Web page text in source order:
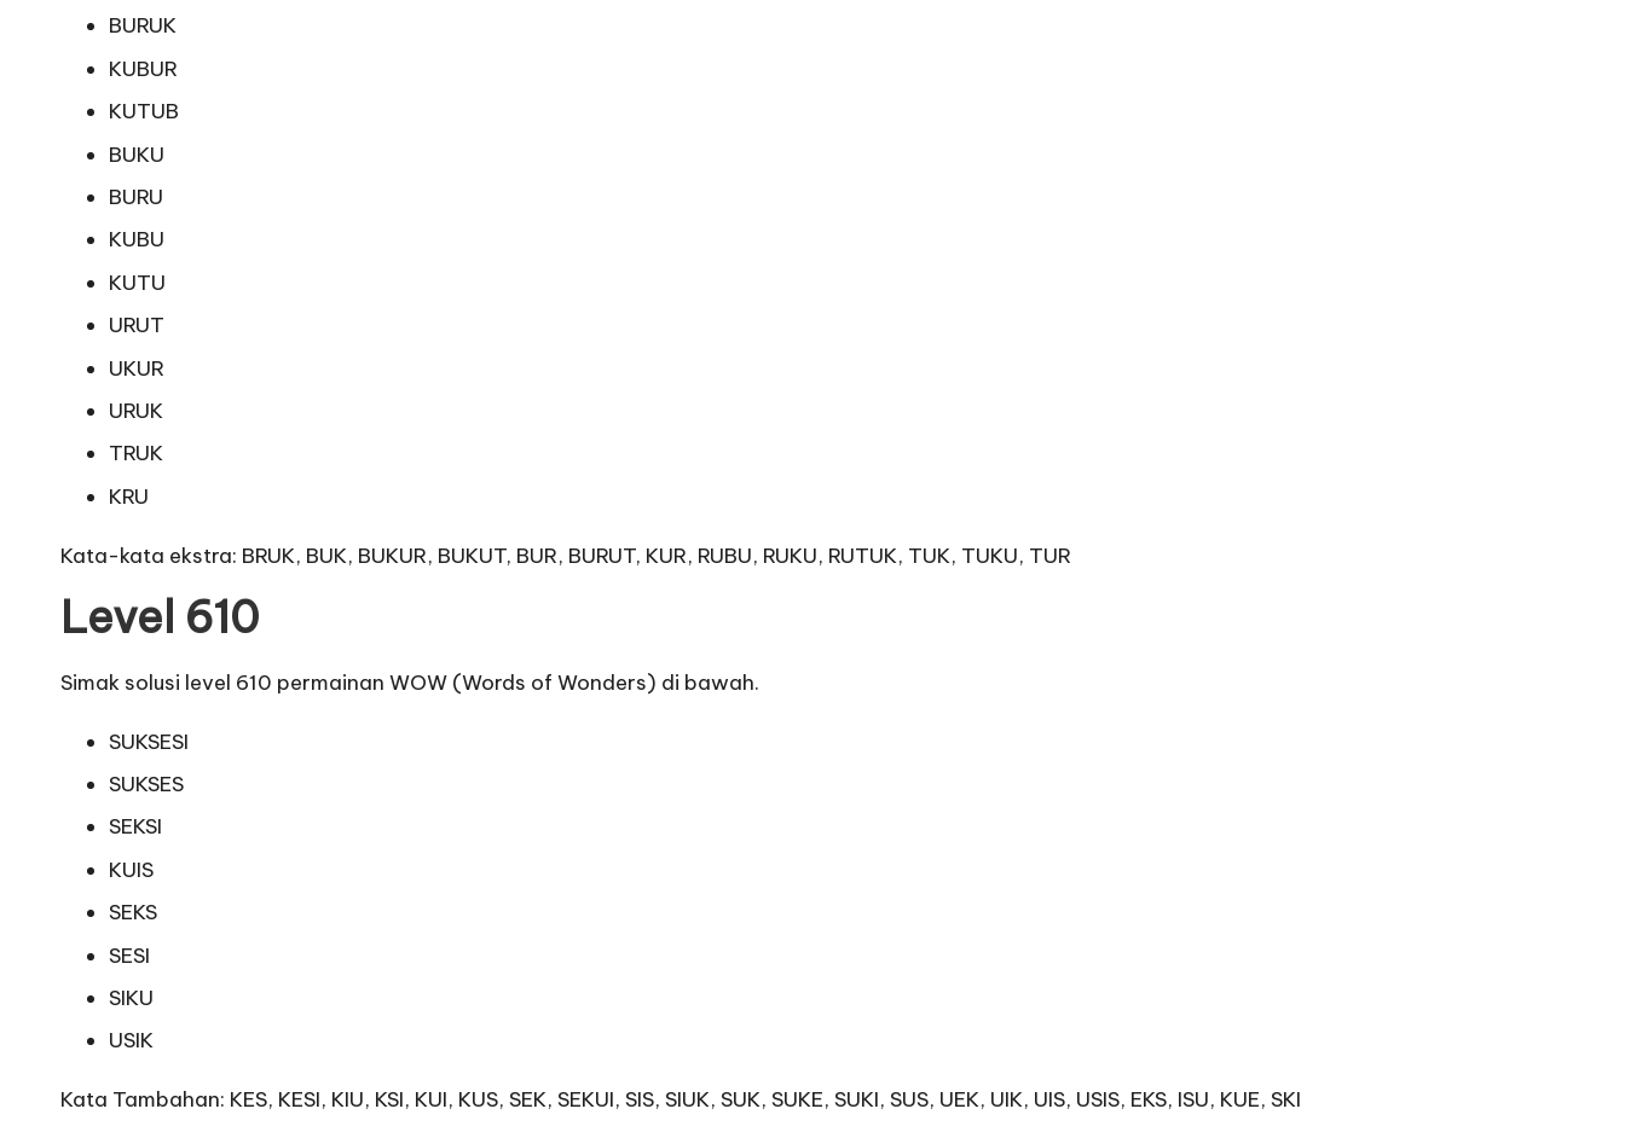
BURUK
KUBUR
KUTUB
BUKU
BURU
KUBU
KUTU
URUT
UKUR
URUK
TRUK
KRU
Kata-kata ekstra: BRUK, BUK, BUKUR, BUKUT, BUR, BURUT, KUR, RUBU, RUKU, RUTUK, TUK, TUKU, TUR
Level 610
Simak solusi level 610 permainan WOW (Words of Wonders) di bawah.
SUKSESI
SUKSES
SEKSI
KUIS
SEKS
SESI
SIKU
USIK
Kata Tambahan: KES, KESI, KIU, KSI, KUI, KUS, SEK, SEKUI, SIS, SIUK, SUK, SUKE, SUKI, SUS, UEK, UIK, UIS, USIS, EKS, ISU, KUE, SKI